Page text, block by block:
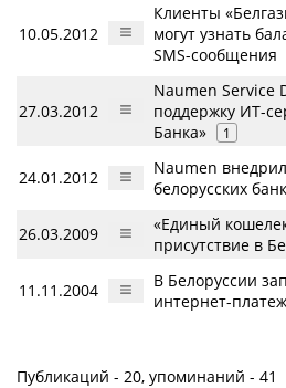
10.05.2012
Клиенты
могут узнать
SMS-сообщения
27.03.2012
Naumen Service
поддержку ИТ-
Банка»
1
24.01.2012
Naumen
белорусских
26.03.2009
«Единый
присутствие в
11.11.2004
В Белоруссии
интернет-
Публикаций - 20, упоминаний - 41